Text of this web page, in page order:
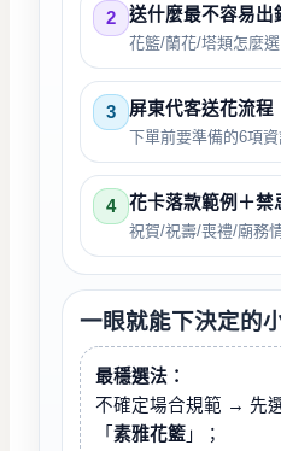
2 送什麼最不容易出
花籃/蘭花/塔類怎麼
3 屏東代客送花流程
下單前要準備的6項
4 花卡落款範例＋禁
祝賀/祝壽/喪禮/廟務
一眼就能下決定的
最穩選法：
不確定場合規範 → 先
「素雅花籃 」；